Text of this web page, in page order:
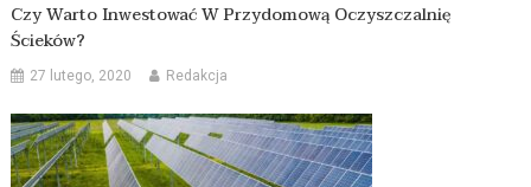
Czy Warto Inwestować W Przydomową Oczyszczalnię
Ścieków?
27 lutego, 2020 Redakcja